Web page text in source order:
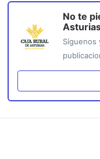
No te
Síguenos